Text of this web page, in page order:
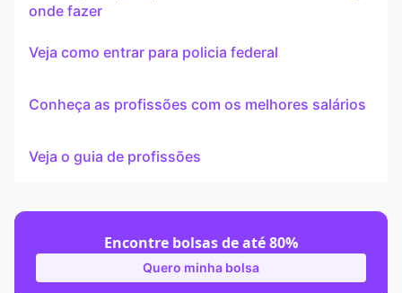
onde fazer
Veja como entrar para policia federal
Conheça as profissões com os melhores salários
Veja o guia de profissões
Encontre bolsas de até 80%
Quero minha bolsa